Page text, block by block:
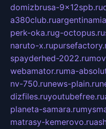
domizbrusa-9x12spb.ru
a380club.ru
perk-oka.rug-octopus.ru
naruto-x.ru
spayderhed-2022.ru
webamator.ruma-
nv-750.runews-plain.ru
dizfiles.ruyoutubefree.ru
planeta-samara.ru
matrasy-kemerovo.ru